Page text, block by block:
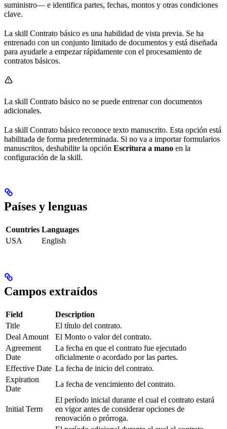
suministro— e identifica partes, fechas, montos y otras condiciones
clave.
La skill Contrato básico es una habilidad de vista previa. Se ha
entrenado con un conjunto limitado de documentos y está diseñada
para ayudarle a empezar rápidamente con el procesamiento de
contratos básicos.
La skill Contrato básico no se puede entrenar con documentos
adicionales.
La skill Contrato básico reconoce texto manuscrito. Esta opción está
habilitada de forma predeterminada. Si no va a importar formularios
manuscritos, deshabilite la opción Escritura a mano en la
configuración de la skill.
Países y lenguas
Countries Languages
USA
English
Campos extraídos
Field
Description
Title
El título del contrato.
Deal Amount
El Monto o valor del contrato.
Agreement
Date
La fecha en que el contrato fue ejecutado
oficialmente o acordado por las partes.
Effective Date La fecha de inicio del contrato.
Expiration
Date
La fecha de vencimiento del contrato.
Initial Term
El período inicial durante el cual el contrato estará
en vigor antes de considerar opciones de
renovación o prórroga.